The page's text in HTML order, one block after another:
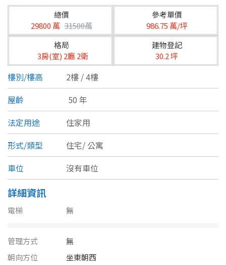
台北市
基隆市
新北市
宜蘭縣
桃園市
新竹市
新竹縣
苗栗縣
南投縣
類型(可複選)
不拘 公寓
別墅 透天厝
辦公
廠辦
不拘
總價
29800 萬31500萬
參考單價
986.75 萬/坪
格局
3房(室) 2廳 2衛
建物登記
30.2 坪
樓別/樓高
2樓 / 4樓
屋齡
50 年
法定用途
住家用
形式/類型
住宅/ 公寓
車位
沒有車位
詳細資訊
電梯 無
管理方式
無
朝向方位
坐東朝西